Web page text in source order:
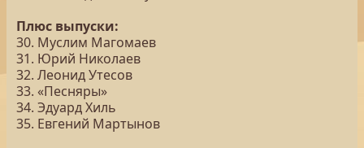
Плюс выпуски:
30. Муслим Магомаев
31. Юрий Николаев
32. Леонид Утесов
33. «Песняры»
34. Эдуард Хиль
35. Евгений Мартынов